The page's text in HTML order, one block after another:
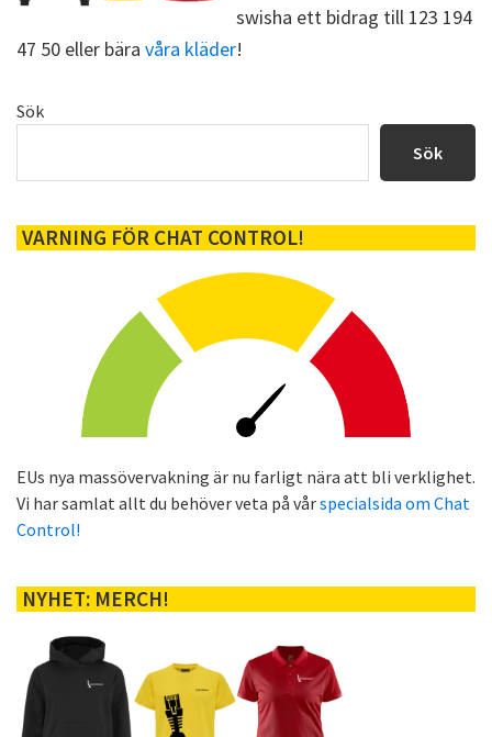
swisha ett bidrag till 123 194
47 50 eller bära våra kläder!
Primärt
Sök
Sök
VARNING FÖR CHAT CONTROL!
EUs nya massövervakning är nu farligt nära att bli verklighet.
Vi har samlat allt du behöver veta på vårspecialsida om Chat
Control!
NYHET: MERCH!